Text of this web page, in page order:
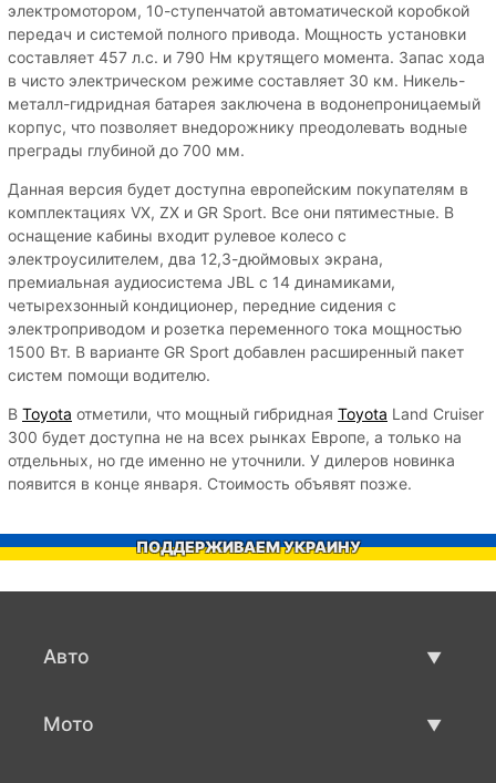
электромотором, 10-ступенчатой ​​автоматической коробкой
передач и системой полного привода. Мощность установки
составляет 457 л.с. и 790 Нм крутящего момента. Запас хода
в чисто электрическом режиме составляет 30 км. Никель-
металл-гидридная батарея заключена в водонепроницаемый
корпус, что позволяет внедорожнику преодолевать водные
преграды глубиной до 700 мм.
Данная версия будет доступна европейским покупателям в
комплектациях VX, ZX и GR Sport. Все они пятиместные. В
оснащение кабины входит рулевое колесо с
электроусилителем, два 12,3-дюймовых экрана,
премиальная аудиосистема JBL с 14 динамиками,
четырехзонный кондиционер, передние сидения с
электроприводом и розетка переменного тока мощностью
1500 Вт. В варианте GR Sport добавлен расширенный пакет
систем помощи водителю.
В Toyota отметили, что мощный гибридная Toyota Land Cruiser
300 будет доступна не на всех рынках Европе, а только на
отдельных, но где именно не уточнили. У дилеров новинка
появится в конце января. Стоимость объявят позже.
ПОДДЕРЖИВАЕМ УКРАИНУ
Авто
Мото